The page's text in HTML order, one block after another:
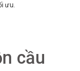
ưu.
cầu